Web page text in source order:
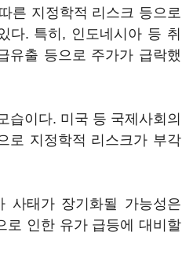
른 지정학적 리스크 등으로
다. 특히, 인도네시아 등 취
유출 등으로 주가가 급락했
습이다. 미국 등 국제사회의
로 지정학적 리스크가 부각
사태가 장기화될 가능성은
로 인한 유가 급등에 대비할